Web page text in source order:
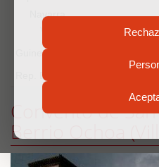
Navarra
Guinea Ecu.
Rep. Dominicana
Convento de
Berrio Ochoa